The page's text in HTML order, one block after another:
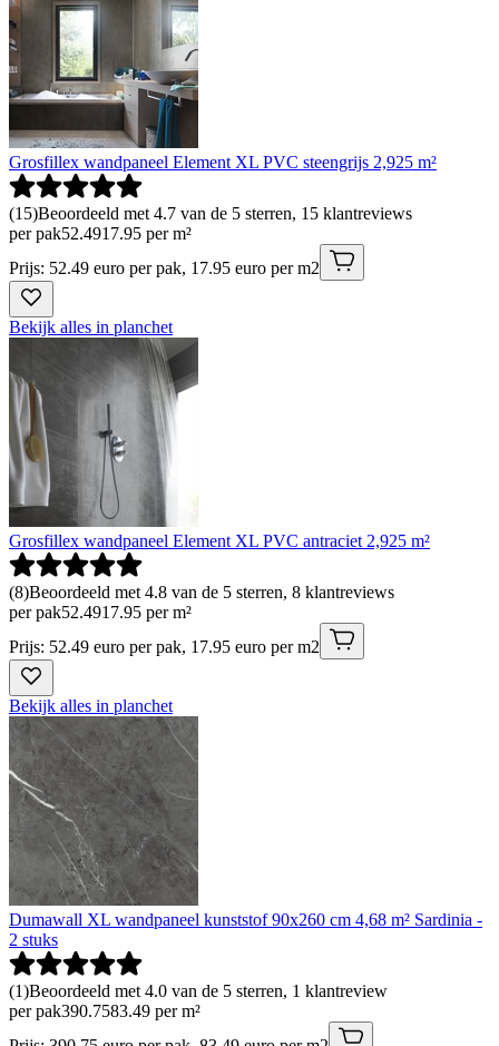
Grosfillex wandpaneel Element XL PVC steengrijs 2,925 m²
(15)Beoordeeld met 4.7 van de 5 sterren, 15 klantreviews
per pak52.4917.95 per m²
Prijs: 52.49 euro per pak, 17.95 euro per m2
Bekijk alles in planchet
Grosfillex wandpaneel Element XL PVC antraciet 2,925 m²
(8)Beoordeeld met 4.8 van de 5 sterren, 8 klantreviews
per pak52.4917.95 per m²
Prijs: 52.49 euro per pak, 17.95 euro per m2
Bekijk alles in planchet
Dumawall XL wandpaneel kunststof 90x260 cm 4,68 m² Sardinia -
2 stuks
(1)Beoordeeld met 4.0 van de 5 sterren, 1 klantreview
per pak390.7583.49 per m²